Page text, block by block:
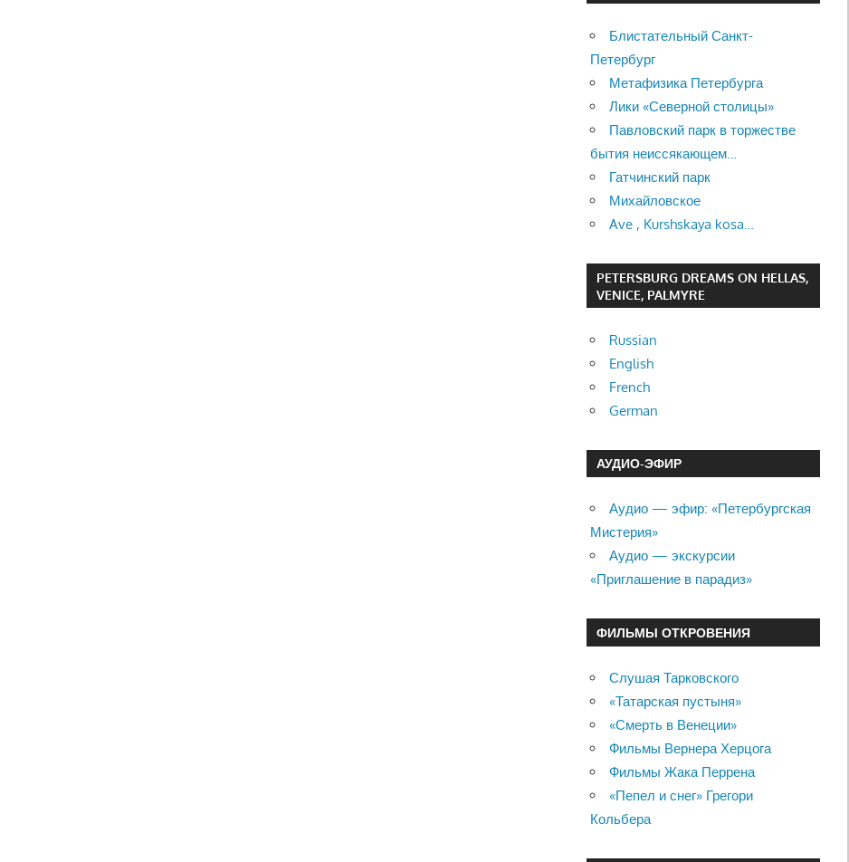
Блистательный Санкт-
Петербург
Метафизика Петербурга
Лики «Северной столицы»
Павловский парк в торжестве
бытия неиссякающем…
Гатчинский парк
Михайловское
Ave , Kurshskaya kosa…
PETERSBURG DREAMS ON HELLAS,
VENICE, PALMYRE
Russian
English
French
German
АУДИО-ЭФИР
Аудио — эфир: «Петербургская
Мистерия»
Аудио — экскурсии
«Приглашение в парадиз»
ФИЛЬМЫ ОТКРОВЕНИЯ
Слушая Тарковского
«Татарская пустыня»
«Смерть в Венеции»
Фильмы Вернера Херцога
Фильмы Жака Перрена
«Пепел и снег» Грегори
Кольбера